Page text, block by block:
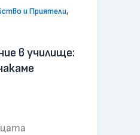
и Приятели,
в училище: